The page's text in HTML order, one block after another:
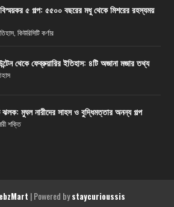
৫ গল্প: ৫৫০০ বছরের মধু থেকে মিশরের রহস্যময়
,কিউরিসিটি কর্ণার
থেকে ফেব্রুয়ারির ইতিহাস: ৪টি অজানা মজার তথ্য
মুঘল নারীদের সাহস ও বুদ্ধিমত্তার অনন্য গল্প
শক্তি
| Powered bystaycurioussis